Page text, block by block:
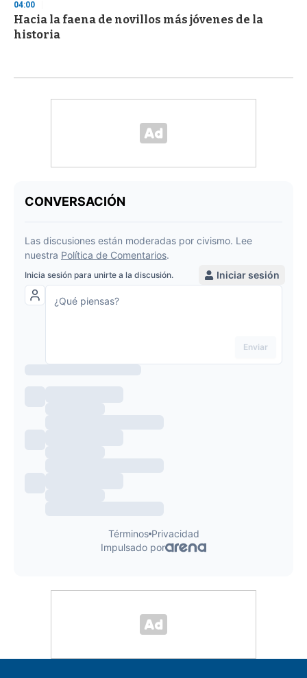
04:00
Hacia la faena de novillos más jóvenes de la
historia